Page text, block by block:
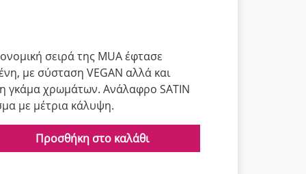
σειρά της MUA έφτασε
με σύσταση VEGAN αλλά και
γκάμα χρωμάτων. Ανάλαφρο SATIN
με μέτρια κάλυψη.
Προσθήκη στο καλάθι